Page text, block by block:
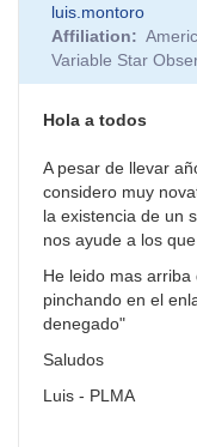
reply
to
El
de
CCD
by
rmu
luis.montoro
Affiliation
Variable Star
Hola a todos
A pesar de llevar
considero muy
la existencia de un
nos ayude a los
He leido mas arriba
pinchando en el
denegado"
Saludos
Luis - PLMA